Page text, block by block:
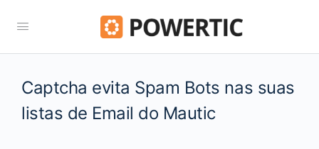
Captcha evita Spam Bots nas suas
listas de Email do Mautic